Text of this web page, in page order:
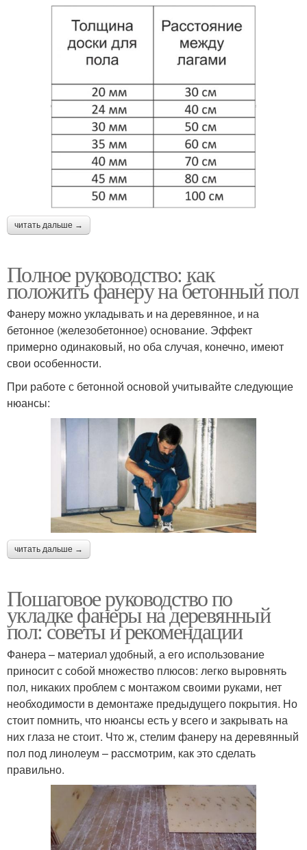
читать дальше →
Полное руководство: как
положить фанеру на бетонный пол
Фанеру можно укладывать и на деревянное, и на
бетонное (железобетонное) основание. Эффект
примерно одинаковый, но оба случая, конечно, имеют
свои особенности.
При работе с бетонной основой учитывайте следующие
нюансы:
читать дальше →
Пошаговое руководство по
укладке фанеры на деревянный
пол: советы и рекомендации
Фанера – материал удобный, а его использование
приносит с собой множество плюсов: легко выровнять
пол, никаких проблем с монтажом своими руками, нет
необходимости в демонтаже предыдущего покрытия. Но
стоит помнить, что нюансы есть у всего и закрывать на
них глаза не стоит. Что ж, стелим фанеру на деревянный
пол под линолеум – рассмотрим, как это сделать
правильно.